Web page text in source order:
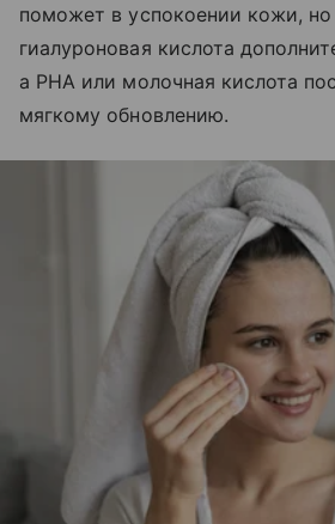
поможет в успокоении кожи, но
гиалуроновая кислота
а РНА или молочная кислота
мягкому обновлению.